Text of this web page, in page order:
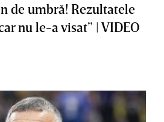
de umbră! Rezultatele
nu le-a visat” | VIDEO